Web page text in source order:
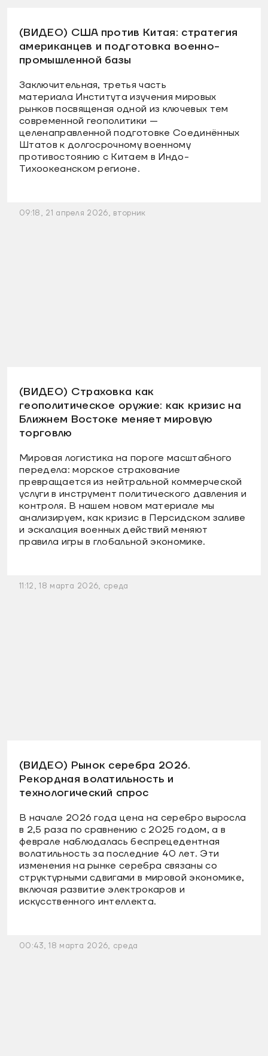
(ВИДЕО) США против Китая: стратегия
американцев и подготовка военно-
промышленной базы
Заключительная, третья часть
материала Института изучения мировых
рынков посвященая одной из ключевых тем
современной геополитики —
целенаправленной подготовке Соединённых
Штатов к долгосрочному военному
противостоянию с Китаем в Индо-
Тихоокеанском регионе.
09:18, 21 апреля 2026, вторник
(ВИДЕО) Страховка как
геополитическое оружие: как кризис на
Ближнем Востоке меняет мировую
торговлю
Мировая логистика на пороге масштабного
передела: морское страхование
превращается из нейтральной коммерческой
услуги в инструмент политического давления и
контроля. В нашем новом материале мы
анализируем, как кризис в Персидском заливе
и эскалация военных действий меняют
правила игры в глобальной экономике.
11:12, 18 марта 2026, среда
(ВИДЕО) Рынок серебра 2026.
Рекордная волатильность и
технологический спрос
В начале 2026 года цена на серебро выросла
в 2,5 раза по сравнению с 2025 годом, а в
феврале наблюдалась беспрецедентная
волатильность за последние 40 лет. Эти
изменения на рынке серебра связаны со
структурными сдвигами в мировой экономике,
включая развитие электрокаров и
искусственного интеллекта.
00:43, 18 марта 2026, среда